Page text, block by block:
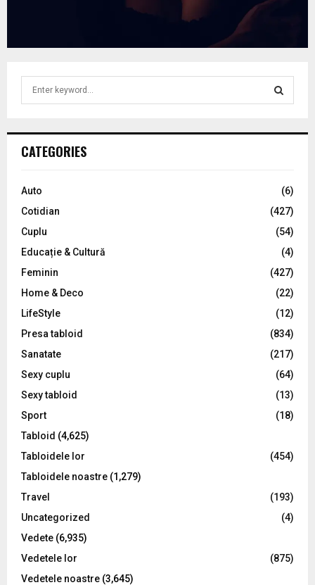
h
o
:
C
CATEGORIES
Auto
(6)
Cotidian
(427)
Cuplu
(54)
Educație & Cultură
(4)
Feminin
(427)
Home & Deco
(22)
LifeStyle
(12)
Presa tabloid
(834)
Sanatate
(217)
Sexy cuplu
(64)
Sexy tabloid
(13)
Sport
(18)
Tabloid (4,625)
Tabloidele lor
(454)
Tabloidele noastre (1,279)
Travel
(193)
Uncategorized
(4)
Vedete (6,935)
Vedetele lor
(875)
Vedetele noastre (3,645)